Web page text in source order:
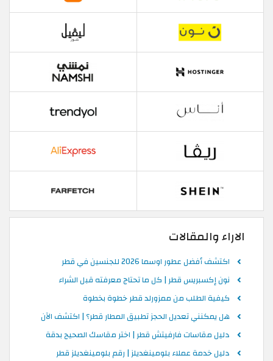
الاراء والمقالات
اكتشف أفضل عطور اوسما 2026 للجنسين في قطر
نون إكسبريس قطر | كل ما تحتاج معرفته قبل الشراء
كيفية الطلب من ممزورلد قطر خطوة بخطوة
هل يمكنني تعديل الحجز تطبيق المطار قطر؟ | اكتشف الآن
دليل مقاسات فارفيتش قطر | اختر مقاسك الصحيح بدقة
دليل خدمة عملاء بلومينغديلز | رقم بلومينغديلز قطر